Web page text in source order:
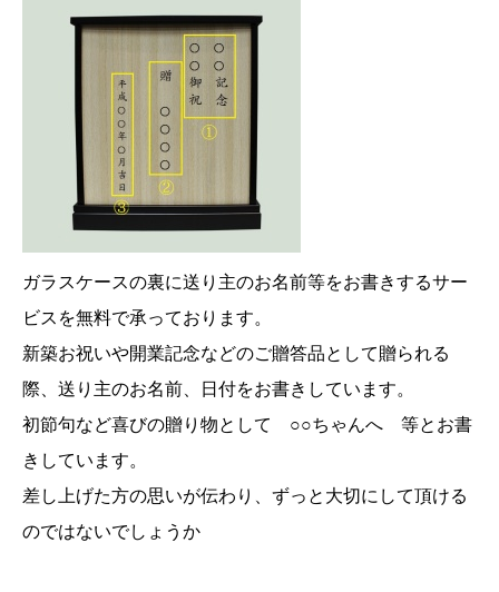
ガラスケースの裏に送り主のお名前等をお書きするサー
ビスを無料で承っております。
新築お祝いや開業記念などのご贈答品として贈られる
際、送り主のお名前、日付をお書きしています。
初節句など喜びの贈り物として ○○ちゃんへ 等とお書
きしています。
差し上げた方の思いが伝わり、ずっと大切にして頂ける
のではないでしょうか